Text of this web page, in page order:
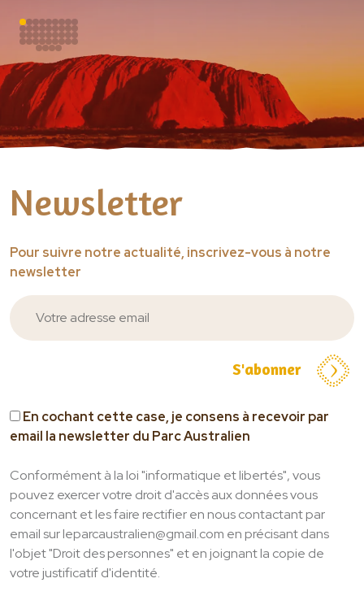
Newsletter
Pour suivre notre actualité, inscrivez-vous à notre
newsletter
S'abonner
En cochant cette case, je consens à recevoir par
email la newsletter du Parc Australien
Conformément à la loi "informatique et libertés", vous
pouvez exercer votre droit d'accès aux données vous
concernant et les faire rectifier en nous contactant par
email sur leparcaustralien@gmail.com en précisant dans
l'objet "Droit des personnes" et en joignant la copie de
votre justificatif d'identité.
Notre engagement
Galerie photos
Préparer votre visite
Horaires
Accès
Restauration
A proximité
Venir en groupe
Écoles élémentaires
Collèges/Lycées
Séjours adaptés
CE
Clubs sportifs/Centres sociaux
Actualités